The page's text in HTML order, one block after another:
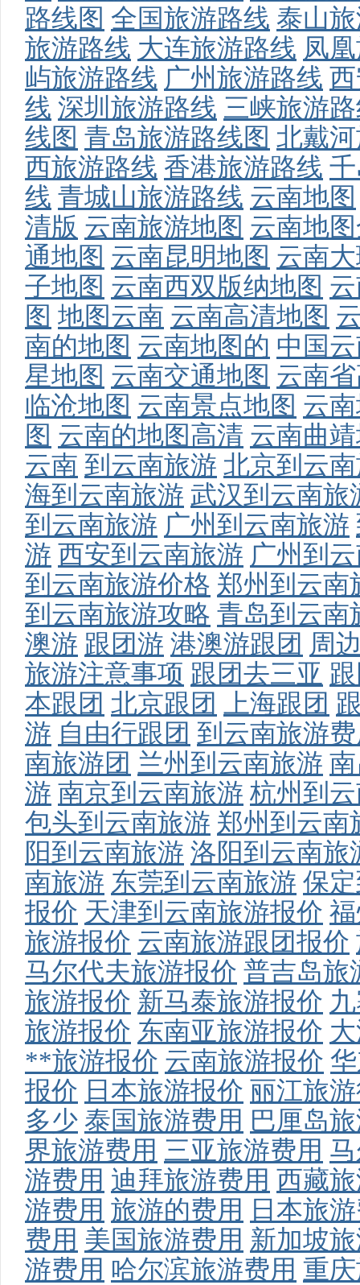
路线图 全国旅游路线 泰山
旅游路线 大连旅游路线 凤
屿旅游路线 广州旅游路线
线 深圳旅游路线 三峡旅游
线图 青岛旅游路线图 北戴
西旅游路线 香港旅游路线
线 青城山旅游路线 云南地图
清版 云南旅游地图 云南地
通地图 云南昆明地图 云南
子地图 云南西双版纳地图
图 地图云南 云南高清地图
南的地图 云南地图的 中国
星地图 云南交通地图 云南
临沧地图 云南景点地图 云
图 云南的地图高清 云南曲
云南 到云南旅游 北京到云
海到云南旅游 武汉到云南旅
到云南旅游 广州到云南旅游
游 西安到云南旅游 广州到
到云南旅游价格 郑州到云南
到云南旅游攻略 青岛到云南
澳游 跟团游 港澳游跟团 周
旅游注意事项 跟团去三亚
本跟团 北京跟团 上海跟团
游 自由行跟团 到云南旅游
南旅游团 兰州到云南旅游
游 南京到云南旅游 杭州到
包头到云南旅游 郑州到云南
阳到云南旅游 洛阳到云南旅
南旅游 东莞到云南旅游 保
报价 天津到云南旅游报价
旅游报价 云南旅游跟团报价
马尔代夫旅游报价 普吉岛旅
旅游报价 新马泰旅游报价
旅游报价 东南亚旅游报价
**旅游报价 云南旅游报价
报价 日本旅游报价 丽江旅
多少 泰国旅游费用 巴厘岛
界旅游费用 三亚旅游费用
游费用 迪拜旅游费用 西藏
游费用 旅游的费用 日本旅
费用 美国旅游费用 新加坡
游费用 哈尔滨旅游费用 重